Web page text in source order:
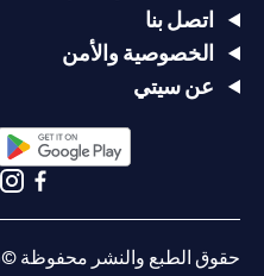
اتصل بنا
الخصوصية والأمن
عن سيتي
حقوق الطبع والنشر محفوظة ©2026 سيتي جروب انك.